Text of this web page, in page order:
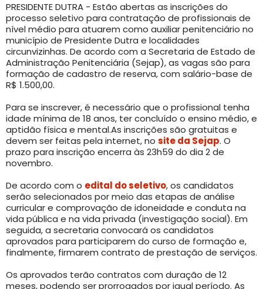
PRESIDENTE DUTRA - Estão abertas as inscrições do
processo seletivo para contratação de profissionais de
nível médio para atuarem como auxiliar penitenciário no
município de Presidente Dutra e localidades
circunvizinhas. De acordo com a Secretaria de Estado de
Administração Penitenciária (Sejap), as vagas são para
formação de cadastro de reserva, com salário-base de
R$ 1.500,00.
Para se inscrever, é necessário que o profissional tenha
idade mínima de 18 anos, ter concluído o ensino médio, e
aptidão física e mental.As inscrições são gratuitas e
devem ser feitas pela internet, no site da Sejap. O
prazo para inscrição encerra às 23h59 do dia 2 de
novembro.
De acordo com o edital do seletivo, os candidatos
serão selecionados por meio das etapas de análise
curricular e comprovação de idoneidade e conduta na
vida pública e na vida privada (investigação social). Em
seguida, a secretaria convocará os candidatos
aprovados para participarem do curso de formação e,
finalmente, firmarem contrato de prestação de serviços.
Os aprovados terão contratos com duração de 12
meses, podendo ser prorrogados por igual período. As